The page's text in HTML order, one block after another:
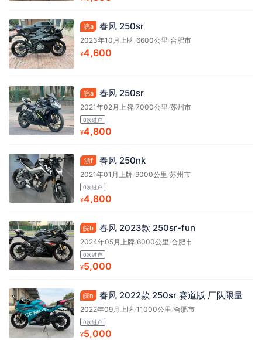
皖a 春风 250sr
2023年10月上牌/6600公里/合肥市
¥4,600
皖a 春风 250sr
2021年02月上牌/7000公里/苏州市
0次过户
¥4,800
浙f 春风 250nk
2021年01月上牌/9000公里/苏州市
0次过户
¥4,800
皖b 春风 2023款 250sr-fun
2024年05月上牌/6000公里/合肥市
0次过户
¥5,000
皖n 春风 2022款 250sr 赛道版 厂队限量
2022年09月上牌/11000公里/合肥市
0次过户
¥5,000